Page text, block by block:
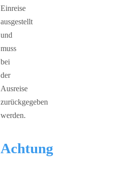
Einreise
ausgestellt
und
muss
bei
der
Ausreise
zurückgegeben
werden.
Achtung